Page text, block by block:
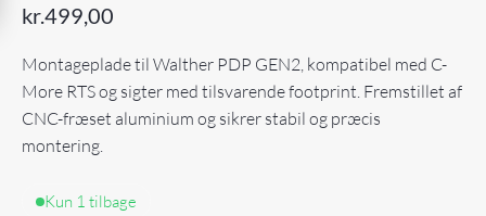
kr.499,00
Montageplade til Walther PDP GEN2, kompatibel med C-
More RTS og sigter med tilsvarende footprint. Fremstillet af
CNC-fræset aluminium og sikrer stabil og præcis
montering.
Kun 1 tilbage